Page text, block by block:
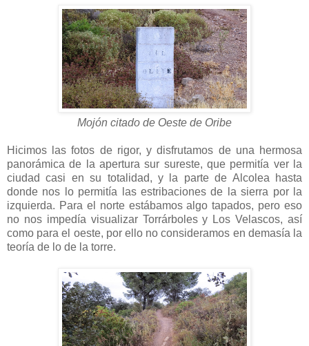
Mojón citado de Oeste de Oribe
Hicimos las fotos de rigor, y disfrutamos de una hermosa
panorámica de la apertura sur sureste, que permitía ver la
ciudad casi en su totalidad, y la parte de Alcolea hasta
donde nos lo permitía las estribaciones de la sierra por la
izquierda. Para el norte estábamos algo tapados, pero eso
no nos impedía visualizar Torrárboles y Los Velascos, así
como para el oeste, por ello no consideramos en demasía la
teoría de lo de la torre.